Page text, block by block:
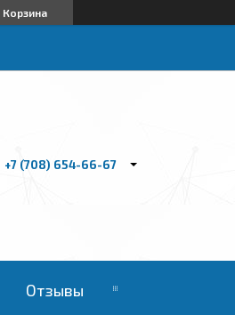
Корзина
+7 (708) 654-66-67
Отзывы